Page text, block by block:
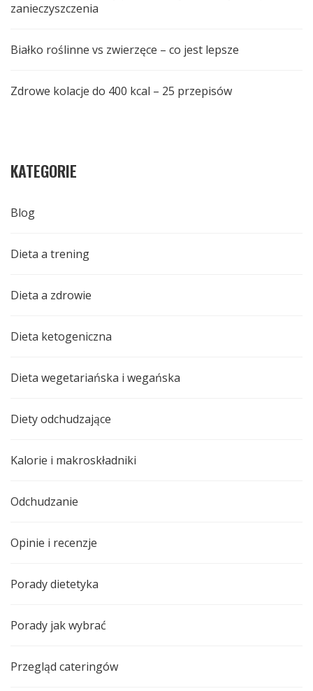
zanieczyszczenia
Białko roślinne vs zwierzęce – co jest lepsze
Zdrowe kolacje do 400 kcal – 25 przepisów
KATEGORIE
Blog
Dieta a trening
Dieta a zdrowie
Dieta ketogeniczna
Dieta wegetariańska i wegańska
Diety odchudzające
Kalorie i makroskładniki
Odchudzanie
Opinie i recenzje
Porady dietetyka
Porady jak wybrać
Przegląd cateringów